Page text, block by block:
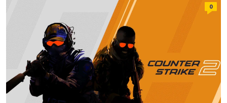
0